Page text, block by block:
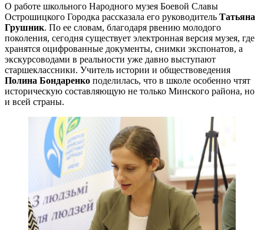
О работе школьного Народного музея Боевой Славы
Острошицкого Городка рассказала его руководитель Татьяна
Грушник. По ее словам, благодаря рвению молодого
поколения, сегодня существует электронная версия музея, где
хранятся оцифрованные документы, снимки экспонатов, а
экскурсоводами в реальности уже давно выступают
старшеклассники. Учитель истории и обществоведения
Полина Бондаренко поделилась, что в школе особенно чтят
историческую составляющую не только Минского района, но
и всей страны.